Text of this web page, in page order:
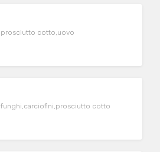
cotto,uovo
cotto